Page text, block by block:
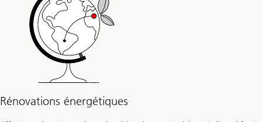
Rénovations énergétiques